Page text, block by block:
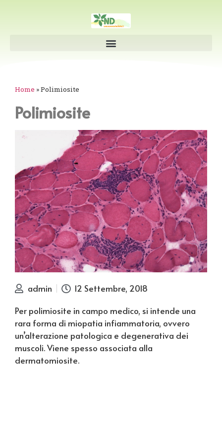
Home »Polimiosite
Polimiosite
admin
12 Settembre, 2018
Per polimiosite in campo medico, si intende una
rara forma di miopatia infiammatoria, ovvero
un’alterazione patologica e degenerativa dei
muscoli. Viene spesso associata alla
dermatomiosite.